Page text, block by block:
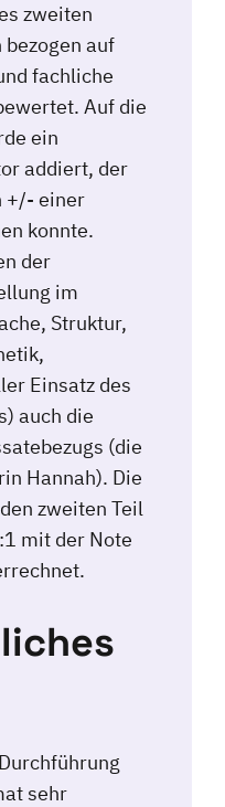
zweiten
auf
fachliche
Auf die
ein
addiert, der
+/- einer
konnte.
der
im
Struktur,
Einsatz des
auch die
(die
Hannah). Die
zweiten Teil
mit der Note
sehr